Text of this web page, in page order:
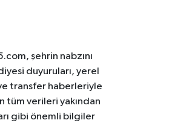
şehrin nabzını
duyuruları, yerel
transfer haberleriyle
tüm verileri yakından
gibi önemli bilgiler